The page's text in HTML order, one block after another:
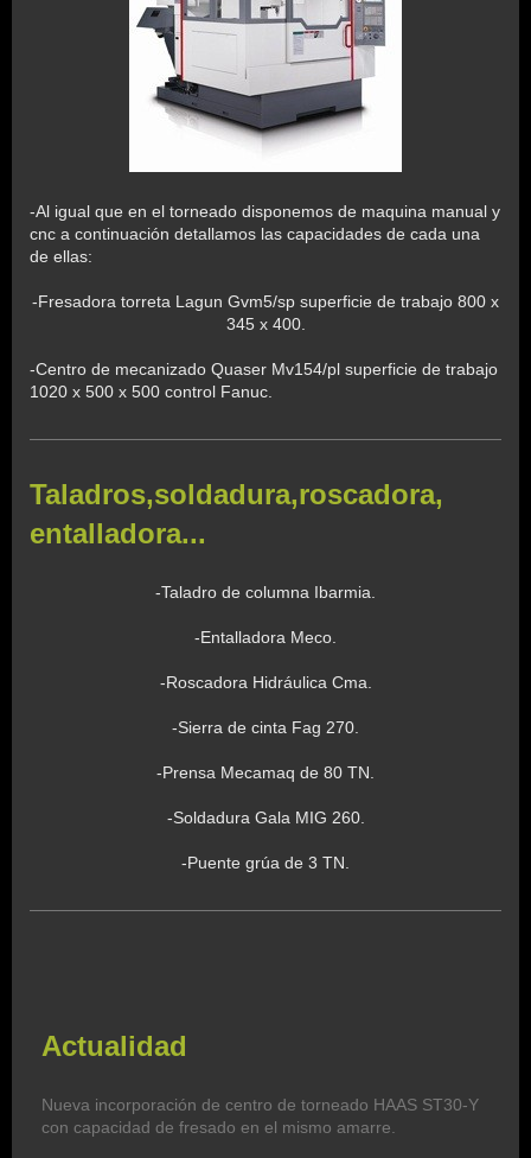
-Al igual que en el torneado disponemos de maquina manual y
cnc a continuación detallamos las capacidades de cada una
de ellas:
-Fresadora torreta Lagun Gvm5/sp superficie de trabajo 800 x
345 x 400.
-Centro de mecanizado Quaser Mv154/pl superficie de trabajo
1020 x 500 x 500 control Fanuc.
Taladros,soldadura,roscadora,
entalladora...
-Taladro de columna Ibarmia.
-Entalladora Meco.
-Roscadora Hidráulica Cma.
-Sierra de cinta Fag 270.
-Prensa Mecamaq de 80 TN.
-Soldadura Gala MIG 260.
-Puente grúa de 3 TN.
Actualidad
Nueva incorporación de centro de torneado HAAS ST30-Y
con capacidad de fresado en el mismo amarre.